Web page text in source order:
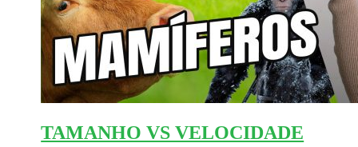
TAMANHO VS VELOCIDADE